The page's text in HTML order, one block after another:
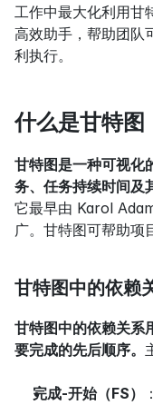
工作中最大化利用甘
高效助手，帮助团队
利执行。
什么是甘特图
甘特图是一种可视化
务、任务持续时间及
它最早由 Karol
广。甘特图可帮助项
甘特图中的依赖
甘特图中的依赖关系
要完成的先后顺序。
完成-开始（FS）